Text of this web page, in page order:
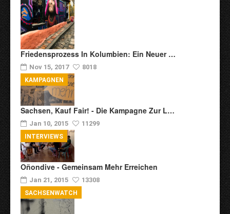
Friedensprozess In Kolumbien: Ein Neuer …
Nov 15, 2017 8018
Sachsen, Kauf Fair! - Die Kampagne Zur L…
Jan 10, 2015 11299
KAMPAGNEN
Oñondive - Gemeinsam Mehr Erreichen
Jan 21, 2015 13308
INTERVIEWS
SACHSENWATCH